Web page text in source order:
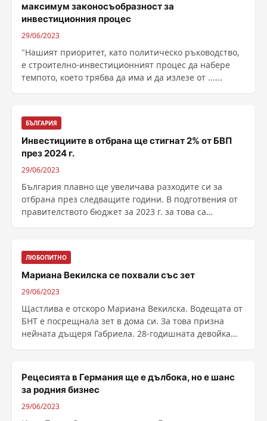
максимум законосъобразност за
инвестиционния процес
29/06/2023
"Нашият приоритет, като политическо ръководство,
е строително-инвестиционният процес да набере
темпото, което трябва да има и да излезе от ......
БЪЛГАРИЯ
Инвестициите в отбрана ще стигнат 2% от БВП
през 2024 г.
29/06/2023
България плавно ще увеличава разходите си за
отбрана през следващите години. В подготвения от
правителството бюджет за 2023 г. за това са
ЛЮБОПИТНО
Мариана Векилска се похвали със зет
29/06/2023
Щастлива е отскоро Мариана Векилска. Водещата от
БНТ е посрещнала зет в дома си. За това призна
нейната дъщеря Габриела. 28-годишната девойка
Рецесията в Германия ще е дълбока, но е шанс
за родния бизнес
29/06/2023